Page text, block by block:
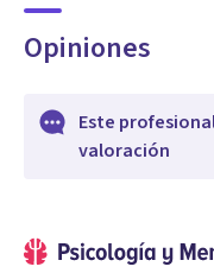
Opiniones
Este
valoración